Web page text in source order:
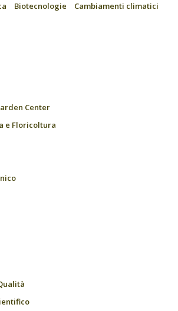
Biotecnologie
Cambiamenti climatici
Center
e Floricoltura